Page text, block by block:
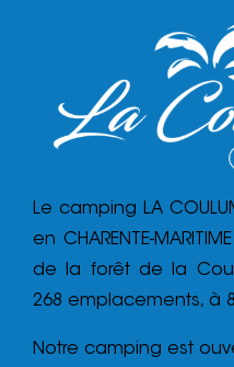
Le camping LA
en CHARENTE-
de la forêt de la
268 emplacements, à
Notre camping est